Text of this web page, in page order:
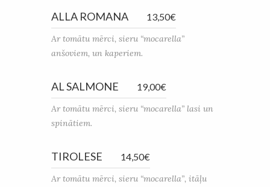
ALLA ROMANA 13,50€
Ar tomātu mērci, sieru “mocarella”
anšoviem, un kaperiem.
AL SALMONE 19,00€
Ar tomātu mērci, sieru “mocarella” lasi un
spinātiem.
TIROLESE 14,50€
Ar tomātu mērci, sieru “mocarella”, itāļu